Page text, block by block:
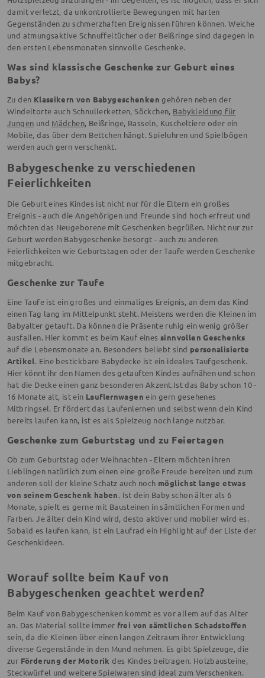
damit verletzt, da unkontrollierte Bewegungen mit harten
Gegenständen zu schmerzhaften Ereignissen führen können. Weiche
und atmungsaktive Schnuffeltücher oder Beißringe sind dagegen in
den ersten Lebensmonaten sinnvolle Geschenke.
Was sind klassische Geschenke zur Geburt eines
Babys?
Zu den Klassikern von Babygeschenken gehören neben der
Windeltorte auch Schnullerketten, Söckchen, Babykleidung für
Jungen und Mädchen, Beißringe, Rasseln, Kuscheltiere oder ein
Mobile, das über dem Bettchen hängt. Spieluhren und Spielbögen
werden auch gern verschenkt.
Babygeschenke zu verschiedenen
Feierlichkeiten
Die Geburt eines Kindes ist nicht nur für die Eltern ein großes
Ereignis - auch die Angehörigen und Freunde sind hoch erfreut und
möchten das Neugeborene mit Geschenken begrüßen. Nicht nur zur
Geburt werden Babygeschenke besorgt - auch zu anderen
Feierlichkeiten wie Geburtstagen oder der Taufe werden Geschenke
mitgebracht.
Geschenke zur Taufe
Eine Taufe ist ein großes und einmaliges Ereignis, an dem das Kind
einen Tag lang im Mittelpunkt steht. Meistens werden die Kleinen im
Babyalter getauft. Da können die Präsente ruhig ein wenig größer
ausfallen. Hier kommt es beim Kauf eines sinnvollen Geschenks
auf die Lebensmonate an. Besonders beliebt sind personalisierte
Artikel. Eine bestickbare Babydecke ist ein ideales Taufgeschenk.
Hier könnt ihr den Namen des getauften Kindes aufnähen und schon
hat die Decke einen ganz besonderen Akzent.Ist das Baby schon 10 -
16 Monate alt, ist ein Lauflernwagen ein gern gesehenes
Mitbringsel. Er fördert das Laufenlernen und selbst wenn dein Kind
bereits laufen kann, ist es als Spielzeug noch lange nutzbar.
Geschenke zum Geburtstag und zu Feiertagen
Ob zum Geburtstag oder Weihnachten - Eltern möchten ihren
Lieblingen natürlich zum einen eine große Freude bereiten und zum
anderen soll der kleine Schatz auch noch möglichst lange etwas
von seinem Geschenk haben. Ist dein Baby schon älter als 6
Monate, spielt es gerne mit Bausteinen in sämtlichen Formen und
Farben. Je älter dein Kind wird, desto aktiver und mobiler wird es.
Sobald es laufen kann, ist ein Laufrad ein Highlight auf der Liste der
Geschenkideen.
Worauf sollte beim Kauf von
Babygeschenken geachtet werden?
Beim Kauf von Babygeschenken kommt es vor allem auf das Alter
an. Das Material sollte immer frei von sämtlichen Schadstoffen
sein, da die Kleinen über einen langen Zeitraum ihrer Entwicklung
diverse Gegenstände in den Mund nehmen. Es gibt Spielzeuge, die
zur Förderung der Motorik des Kindes beitragen. Holzbausteine,
Steckwürfel und weitere Spielwaren sind ideal zum Verschenken.